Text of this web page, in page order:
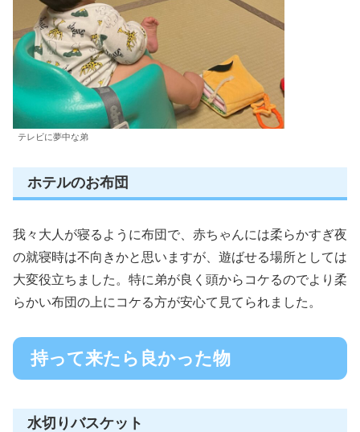
テレビに夢中な弟
ホテルのお布団
我々大人が寝るように布団で、赤ちゃんには柔らかすぎ夜
の就寝時は不向きかと思いますが、遊ばせる場所としては
大変役立ちました。特に弟が良く頭からコケるのでより柔
らかい布団の上にコケる方が安心て見てられました。
持って来たら良かった物
水切りバスケット